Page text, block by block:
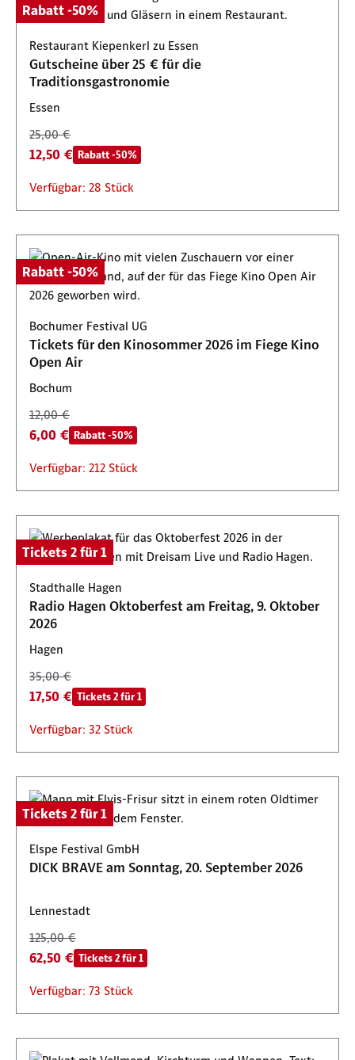
Rabatt -50%
Restaurant Kiepenkerl zu Essen
Gutscheine über 25 € für die
Traditionsgastronomie
Essen
25,00 €
12,50 € Rabatt -50%
Verfügbar: 28 Stück
Rabatt -50%
Bochumer Festival UG
Tickets für den Kinosommer 2026 im Fiege Kino
Open Air
Bochum
12,00 €
6,00 € Rabatt -50%
Verfügbar: 212 Stück
Tickets 2 für 1
Stadthalle Hagen
Radio Hagen Oktoberfest am Freitag, 9. Oktober
2026
Hagen
35,00 €
17,50 € Tickets 2 für 1
Verfügbar: 32 Stück
Tickets 2 für 1
Elspe Festival GmbH
DICK BRAVE am Sonntag, 20. September 2026
Lennestadt
125,00 €
62,50 € Tickets 2 für 1
Verfügbar: 73 Stück